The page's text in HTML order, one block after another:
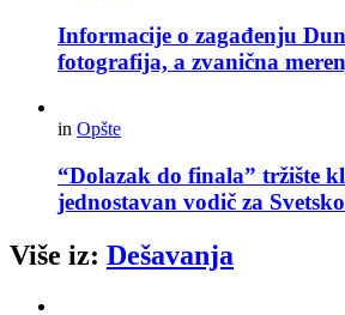
Informacije o zagađenju
fotografija, a zvanična
in Opšte
“Dolazak do finala” tržište
jednostavan vodič za
Više iz: Dešavanja